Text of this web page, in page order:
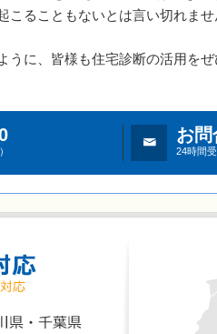
こることもないとは言い切れま
うに、皆様も住宅診断の活用をぜ
お問
24時間